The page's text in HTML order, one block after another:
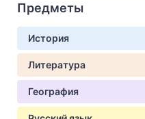
Предметы
История
Литература
География